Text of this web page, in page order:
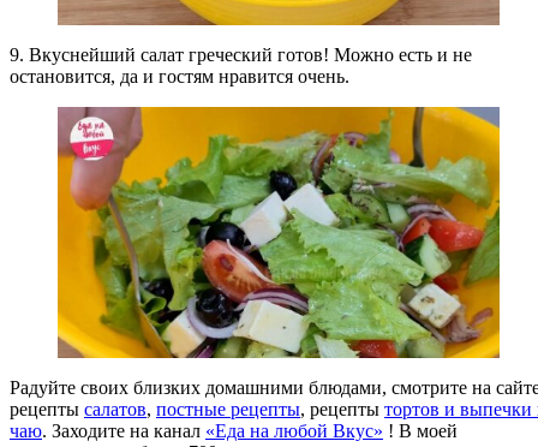
9. Вкуснейший салат греческий готов! Можно есть и не
остановится, да и гостям нравится очень.
Радуйте своих близких домашними блюдами, смотрите на
рецепты салатов, постные рецепты, рецепты тортов и выпечки
чаю. Заходите на канал «Еда на любой Вкус» ! В моей